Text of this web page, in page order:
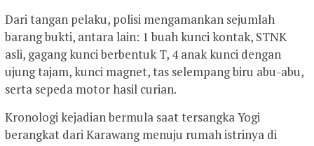
Dari tangan pelaku, polisi mengamankan sejumlah
barang bukti, antara lain: 1 buah kunci kontak, STNK
asli, gagang kunci berbentuk T, 4 anak kunci dengan
ujung tajam, kunci magnet, tas selempang biru abu-abu,
serta sepeda motor hasil curian.
Kronologi kejadian bermula saat tersangka Yogi
berangkat dari Karawang menuju rumah istrinya di